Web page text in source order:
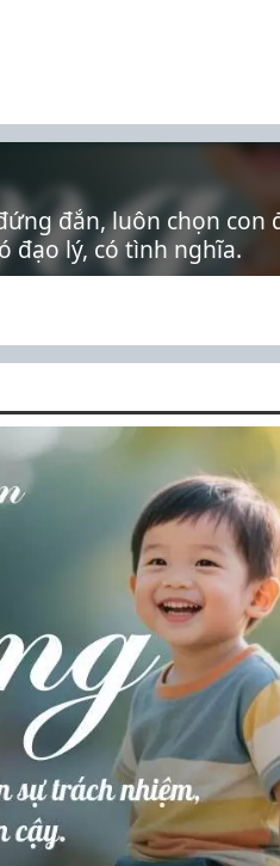
đắn, luôn chọn
đạo lý, có tình nghĩa.